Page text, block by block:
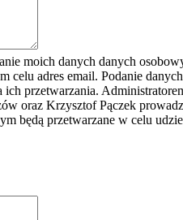
moich danych danych
celu adres email. Podanie
ich przetwarzania.
oraz Krzysztof Pączek
będą przetwarzane w celu